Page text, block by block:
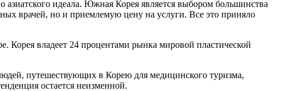
азиатского идеала. Южная Корея является выбором большинства
врачей, но и приемлемую цену на услуги. Все это приняло
Корея владеет 24 процентами рынка мировой пластической
путешествующих в Корею для медицинского туризма,
остается неизменной.